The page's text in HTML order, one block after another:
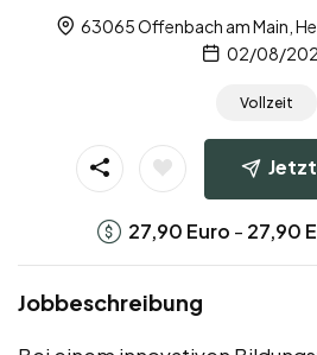
63065 Offenbach am Main,
02/08/
Vollzeit
27,90 Euro - 27,90
Jobbeschreibung